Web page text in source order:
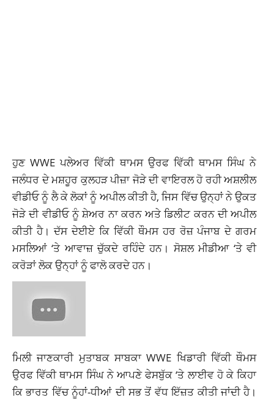
ਹੁਣ WWE ਪਲੇਅਰ ਵਿੱਕੀ ਥਾਮਸ ਉਰਫ ਵਿੱਕੀ ਥਾਮਸ ਸਿੰਘ ਨੇ
ਜਲੰਧਰ ਦੇ ਮਸ਼ਹੂਰ ਕੁਲਹੜ ਪੀਜ਼ਾ ਜੋੜੇ ਦੀ ਵਾਇਰਲ ਹੋ ਰਹੀ ਅਸ਼ਲੀਲ
ਵੀਡੀਓ ਨੂੰ ਲੈ ਕੇ ਲੋਕਾਂ ਨੂੰ ਅਪੀਲ ਕੀਤੀ ਹੈ, ਜਿਸ ਵਿੱਚ ਉਨ੍ਹਾਂ ਨੇ ਉਕਤ
ਜੋੜੇ ਦੀ ਵੀਡੀਓ ਨੂੰ ਸ਼ੇਅਰ ਨਾ ਕਰਨ ਅਤੇ ਡਿਲੀਟ ਕਰਨ ਦੀ ਅਪੀਲ
ਕੀਤੀ ਹੈ। ਦੱਸ ਦੇਈਏ ਕਿ ਵਿੱਕੀ ਥੌਮਸ ਹਰ ਰੋਜ਼ ਪੰਜਾਬ ਦੇ ਗਰਮ
ਮਸਲਿਆਂ ‘ਤੇ ਆਵਾਜ਼ ਚੁੱਕਦੇ ਰਹਿੰਦੇ ਹਨ। ਸੋਸ਼ਲ ਮੀਡੀਆ ‘ਤੇ ਵੀ
ਕਰੋੜਾਂ ਲੋਕ ਉਨ੍ਹਾਂ ਨੂੰ ਫਾਲੋ ਕਰਦੇ ਹਨ।
ਮਿਲੀ ਜਾਣਕਾਰੀ ਮੁਤਾਬਕ ਸਾਬਕਾ WWE ਖਿਡਾਰੀ ਵਿੱਕੀ ਥੌਮਸ
ਉਰਫ ਵਿੱਕੀ ਥਾਮਸ ਸਿੰਘ ਨੇ ਆਪਣੇ ਫੇਸਬੁੱਕ ‘ਤੇ ਲਾਈਵ ਹੋ ਕੇ ਕਿਹਾ
ਕਿ ਭਾਰਤ ਵਿੱਚ ਨੂੰਹਾਂ-ਧੀਆਂ ਦੀ ਸਭ ਤੋਂ ਵੱਧ ਇੱਜ਼ਤ ਕੀਤੀ ਜਾਂਦੀ ਹੈ।